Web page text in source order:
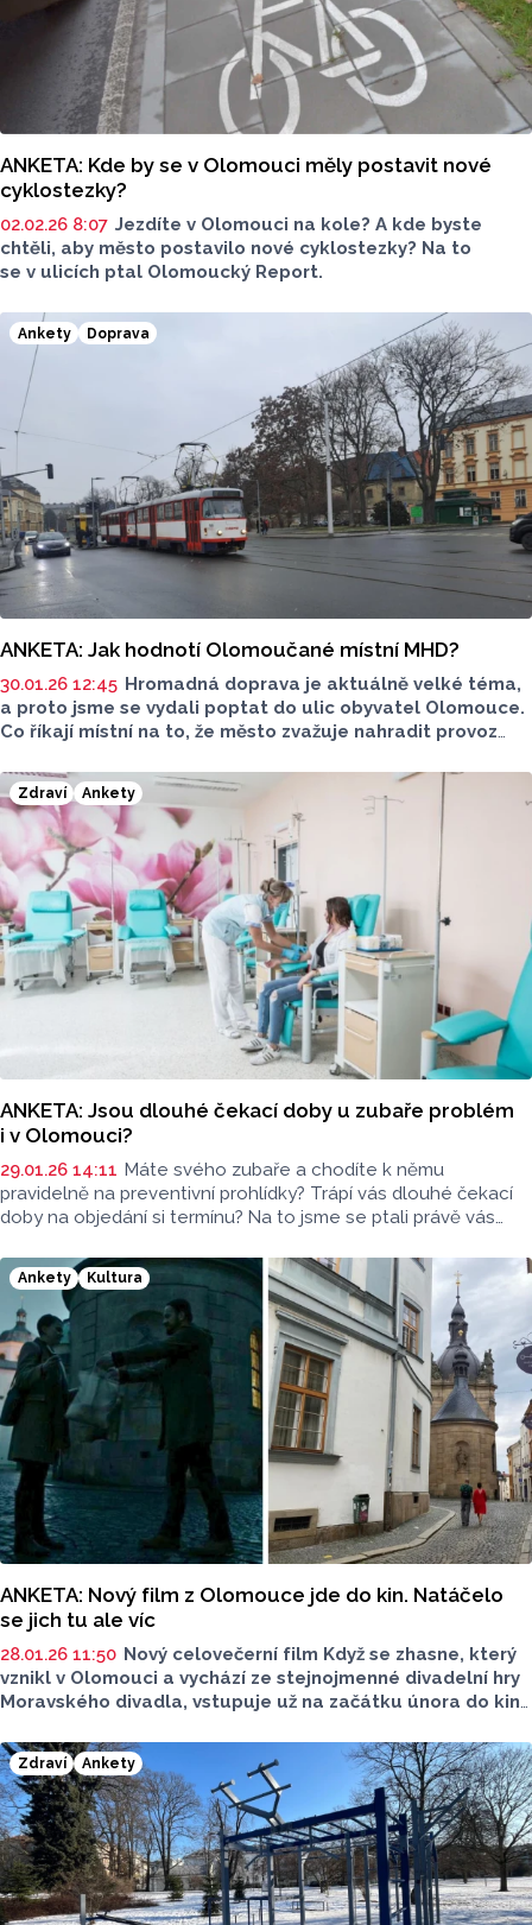
ANKETA: Kde by se v Olomouci měly postavit nové
cyklostezky?
02.02.26 8:07 Jezdíte v Olomouci na kole? A kde byste
chtěli, aby město postavilo nové cyklostezky? Na to
se v ulicích ptal Olomoucký Report.
Ankety Doprava
ANKETA: Jak hodnotí Olomoučané místní MHD?
30.01.26 12:45 Hromadná doprava je aktuálně velké téma,
a proto jsme se vydali poptat do ulic obyvatel Olomouce.
Co říkají místní na to, že město zvažuje nahradit provoz
častěji autobusem nebo tramvají a jak jsou s hromadnou
dopravou spokojení?
Zdraví Ankety
ANKETA: Jsou dlouhé čekací doby u zubaře problém
i v Olomouci?
29.01.26 14:11 Máte svého zubaře a chodíte k němu
pravidelně na preventivní prohlídky? Trápí vás dlouhé čekací
doby na objedání si termínu? Na to jsme se ptali právě vás
Ankety Kultura
ANKETA: Nový film z Olomouce jde do kin. Natáčelo
se jich tu ale víc
28.01.26 11:50 Nový celovečerní film Když se zhasne, který
vznikl v Olomouci a vychází ze stejnojmenné divadelní hry
Moravského divadla, vstupuje už na začátku února do kin.
s názvem Když se zhasne. Jaké z nich znají obyvatelé
Olomouce? Za odpověďmi jsme se vydali do ulic.
Zdraví Ankety